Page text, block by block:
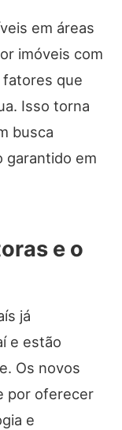
em áreas
imóveis com
fatores que
Isso torna
busca
garantido em
e o
já
e estão
Os novos
por oferecer
e